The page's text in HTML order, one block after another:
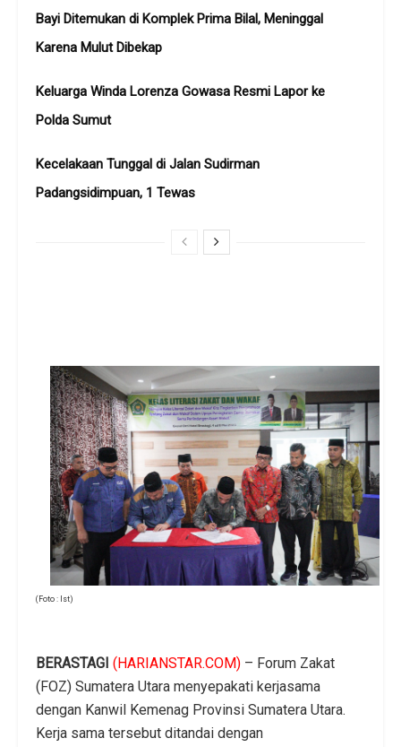
Bayi Ditemukan di Komplek Prima Bilal, Meninggal
Karena Mulut Dibekap
Keluarga Winda Lorenza Gowasa Resmi Lapor ke
Polda Sumut
Kecelakaan Tunggal di Jalan Sudirman
Padangsidimpuan, 1 Tewas
(Foto : Ist)
BERASTAGI (HARIANSTAR.COM) – Forum Zakat
(FOZ) Sumatera Utara menyepakati kerjasama
dengan Kanwil Kemenag Provinsi Sumatera Utara.
Kerja sama tersebut ditandai dengan